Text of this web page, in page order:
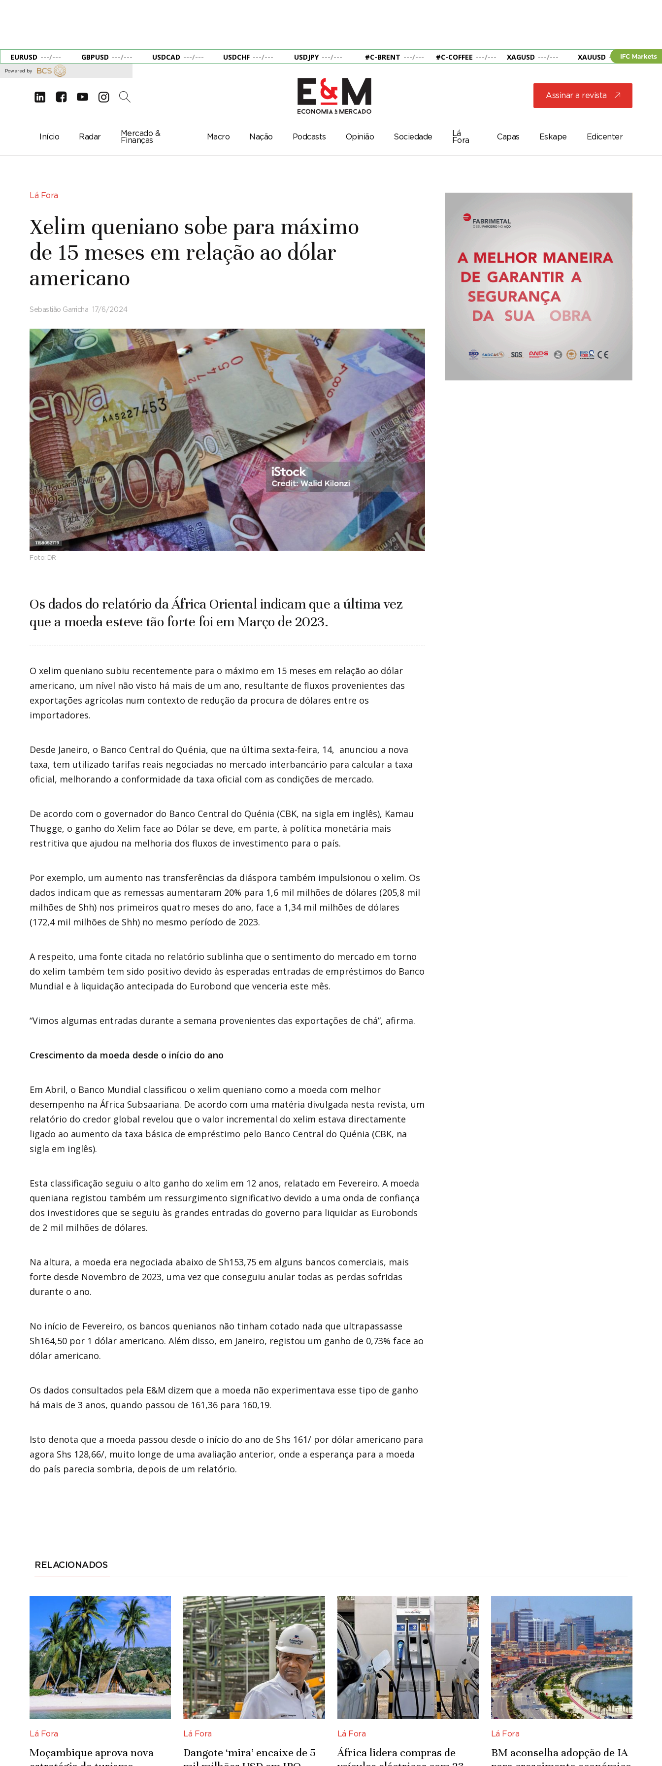
EURUSD ---/--- GBPUSD ---/--- USDCAD ---/--- USDCHF ---/--- USDJPY ---/--- #C-BRENT ---/--- #C-COFFEE ---/--- XAGUSD ---/--- XAUUSD --- ---
Powered by
d e g c 2 Assinar a revista j
Início Radar
Mercado &
Finanças
Macro Nação Podcasts Opinião Sociedade
Lá
Fora
Capas Eskape Edicenter
Lá Fora
Xelim queniano sobe para máximo
de 15 meses em relação ao dólar
americano
Sebastião Garricha 17/6/2024
Foto: DR
Os dados do relatório da África Oriental indicam que a última vez
que a moeda esteve tão forte foi em Março de 2023.
O xelim queniano subiu recentemente para o máximo em 15 meses em relação ao dólar
americano, um nível não visto há mais de um ano, resultante de fluxos provenientes das
exportações agrícolas num contexto de redução da procura de dólares entre os
importadores.
Desde Janeiro, o Banco Central do Quénia, que na última sexta-feira, 14, anunciou a nova
taxa, tem utilizado tarifas reais negociadas no mercado interbancário para calcular a taxa
oficial, melhorando a conformidade da taxa oficial com as condições de mercado.
De acordo com o governador do Banco Central do Quénia (CBK, na sigla em inglês), Kamau
Thugge, o ganho do Xelim face ao Dólar se deve, em parte, à política monetária mais
restritiva que ajudou na melhoria dos fluxos de investimento para o país.
Por exemplo, um aumento nas transferências da diáspora também impulsionou o xelim. Os
dados indicam que as remessas aumentaram 20% para 1,6 mil milhões de dólares (205,8 mil
milhões de Shh) nos primeiros quatro meses do ano, face a 1,34 mil milhões de dólares
(172,4 mil milhões de Shh) no mesmo período de 2023.
A respeito, uma fonte citada no relatório sublinha que o sentimento do mercado em torno
do xelim também tem sido positivo devido às esperadas entradas de empréstimos do Banco
Mundial e à liquidação antecipada do Eurobond que venceria este mês.
“Vimos algumas entradas durante a semana provenientes das exportações de chá”, afirma.
Crescimento da moeda desde o início do ano
Em Abril, o Banco Mundial classificou o xelim queniano como a moeda com melhor
desempenho na África Subsaariana. De acordo com uma matéria divulgada nesta revista, um
relatório do credor global revelou que o valor incremental do xelim estava directamente
ligado ao aumento da taxa básica de empréstimo pelo Banco Central do Quénia (CBK, na
sigla em inglês).
Esta classificação seguiu o alto ganho do xelim em 12 anos, relatado em Fevereiro. A moeda
queniana registou também um ressurgimento significativo devido a uma onda de confiança
dos investidores que se seguiu às grandes entradas do governo para liquidar as Eurobonds
de 2 mil milhões de dólares.
Na altura, a moeda era negociada abaixo de Sh153,75 em alguns bancos comerciais, mais
forte desde Novembro de 2023, uma vez que conseguiu anular todas as perdas sofridas
durante o ano.
No início de Fevereiro, os bancos quenianos não tinham cotado nada que ultrapassasse
Sh164,50 por 1 dólar americano. Além disso, em Janeiro, registou um ganho de 0,73% face ao
dólar americano.
Os dados consultados pela E&M dizem que a moeda não experimentava esse tipo de ganho
há mais de 3 anos, quando passou de 161,36 para 160,19.
Isto denota que a moeda passou desde o início do ano de Shs 161/ por dólar americano para
agora Shs 128,66/, muito longe de uma avaliação anterior, onde a esperança para a moeda
do país parecia sombria, depois de um relatório.
RELACIONADOS
Lá Fora
Moçambique aprova nova
Lá Fora
Dangote ‘mira’ encaixe de 5
Lá Fora
África lidera compras de
Lá Fora
BM aconselha adopção de IA